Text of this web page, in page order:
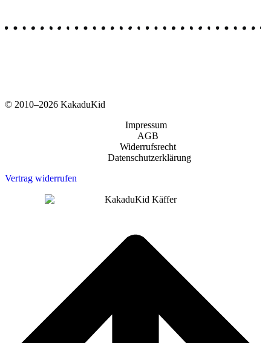
© 2010–2026 KakaduKid
Impressum
AGB
Widerrufsrecht
Datenschutzerklärung
Vertrag widerrufen